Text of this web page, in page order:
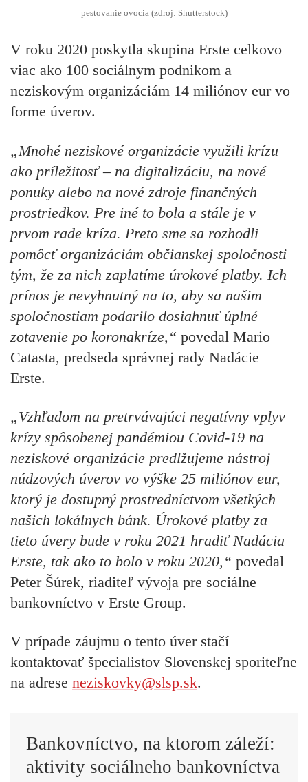
pestovanie ovocia (zdroj: Shutterstock)
V roku 2020 poskytla skupina Erste celkovo
viac ako 100 sociálnym podnikom a
neziskovým organizáciám 14 miliónov eur vo
forme úverov.
„Mnohé neziskové organizácie využili krízu
ako príležitosť – na digitalizáciu, na nové
ponuky alebo na nové zdroje finančných
prostriedkov. Pre iné to bola a stále je v
prvom rade kríza. Preto sme sa rozhodli
pomôcť organizáciám občianskej spoločnosti
tým, že za nich zaplatíme úrokové platby. Ich
prínos je nevyhnutný na to, aby sa našim
spoločnostiam podarilo dosiahnuť úplné
zotavenie po koronakríze,“ povedal Mario
Catasta, predseda správnej rady Nadácie
Erste.
„Vzhľadom na pretrvávajúci negatívny vplyv
krízy spôsobenej pandémiou Covid-19 na
neziskové organizácie predlžujeme nástroj
núdzových úverov vo výške 25 miliónov eur,
ktorý je dostupný prostredníctvom všetkých
našich lokálnych bánk. Úrokové platby za
tieto úvery bude v roku 2021 hradiť Nadácia
Erste, tak ako to bolo v roku 2020,“ povedal
Peter Šúrek, riaditeľ vývoja pre sociálne
bankovníctvo v Erste Group.
V prípade záujmu o tento úver stačí
kontaktovať špecialistov Slovenskej sporiteľne
na adrese neziskovky@slsp.sk.
Bankovníctvo, na ktorom záleží:
aktivity sociálneho bankovníctva